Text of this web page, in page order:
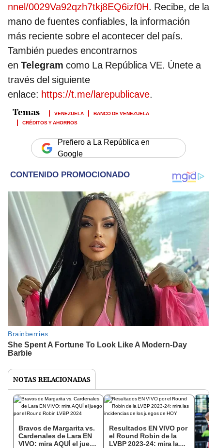
nnel/0029Va92qzh7tkj8EQ6izf0H. Recibe, de la
mano de fuentes confiables, la información
más reciente sobre el acontecer del país.
También puedes encontrarnos
en Telegram como La República VE. Únete a
través del siguiente
enlace: https://t.me/larepublicave.
VENEZUELA
BANCO DE VENEZUELA
CRÉDITOS Y AHORROS
Prefiero a La República en
Google
NOTAS RELACIONADAS
Bravos de Margarita vs.
Cardenales de Lara EN
VIVO: mira AQUÍ el juego
Resultados EN VIVO por
el Round Robin de la
LVBP 2023-24: mira las